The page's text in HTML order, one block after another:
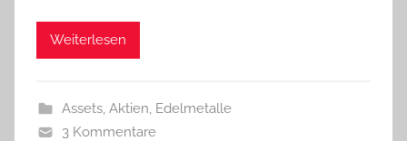
Weiterlesen
Assets, Aktien, Edelmetalle
3 Kommentare